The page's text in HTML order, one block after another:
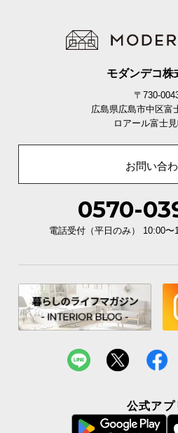
直径
約60㎝
商品のお届けから、ご購入後
で、トータルでご満足頂ける
モダンデコ株
〒730-
広島県広島市中区富
ロアール富士
お問い合
0570-
電話受付（平日のみ） 10:00〜
公式アプ